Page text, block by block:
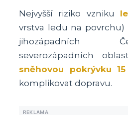
Nejvyšší riziko vzniku
vrstva ledu na
jihozápadních
severozápadních
sněhovou pokrývku
komplikovat dopravu.